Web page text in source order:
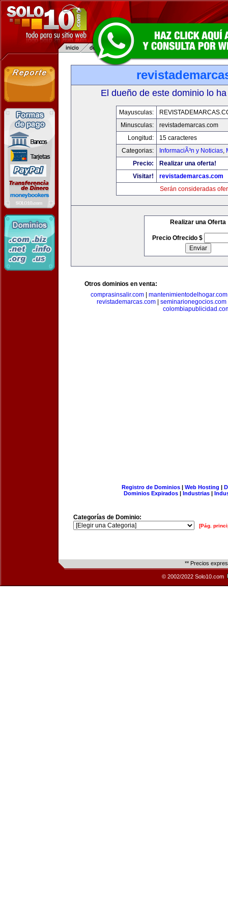
El dueño de este dominio lo
Mayusculas:
Minusculas:
revistademarcas.com
Longitud:
15 caracteres
Categorias:
InformaciÃ³n y Noticias,
Precio:
Realizar una oferta!
Visitar!
revistademarcas.com
Serán consideradas
Realizar una Oferta
Precio Ofrecido $
Otros dominios en venta:
comprasinsalir.com
mantenimientodelhogar.com
revistademarcas.com
seminarionegocios.com
Registro de Dominios| Web Hosting |
Dominios Expirados | Industrias |
Categorías de Dominio:
[Pág.
** Precios
© 2002/2022 Solo10.com